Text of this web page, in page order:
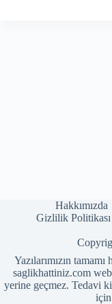
Hakkımızda
Gizlilik Politikası
Yazılarımızın
saglikhattiniz.com
yerine geçmez. Tedavi
için